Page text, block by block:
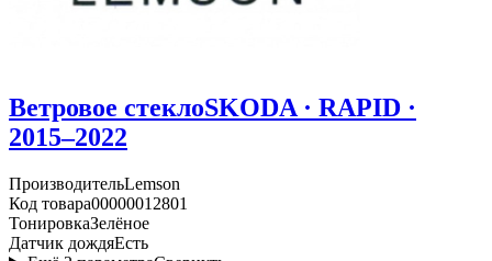
Ветровое стеклоSKODA · RAPID ·
2015–2022
ПроизводительLemson
Код товара00000012801
ТонировкаЗелёное
Датчик дождяЕсть